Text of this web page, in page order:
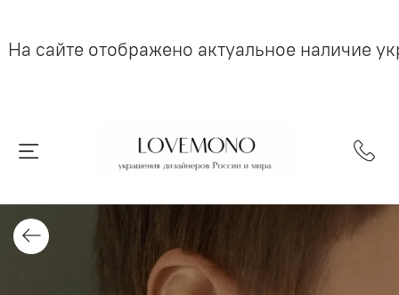
На сайте отображено актуальное наличие